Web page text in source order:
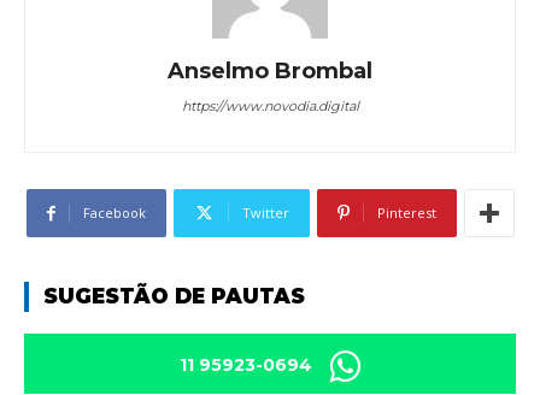
Anselmo Brombal
https://www.novodia.digital
Facebook Twitter Pinterest
SUGESTÃO DE PAUTAS
11 95923-0694